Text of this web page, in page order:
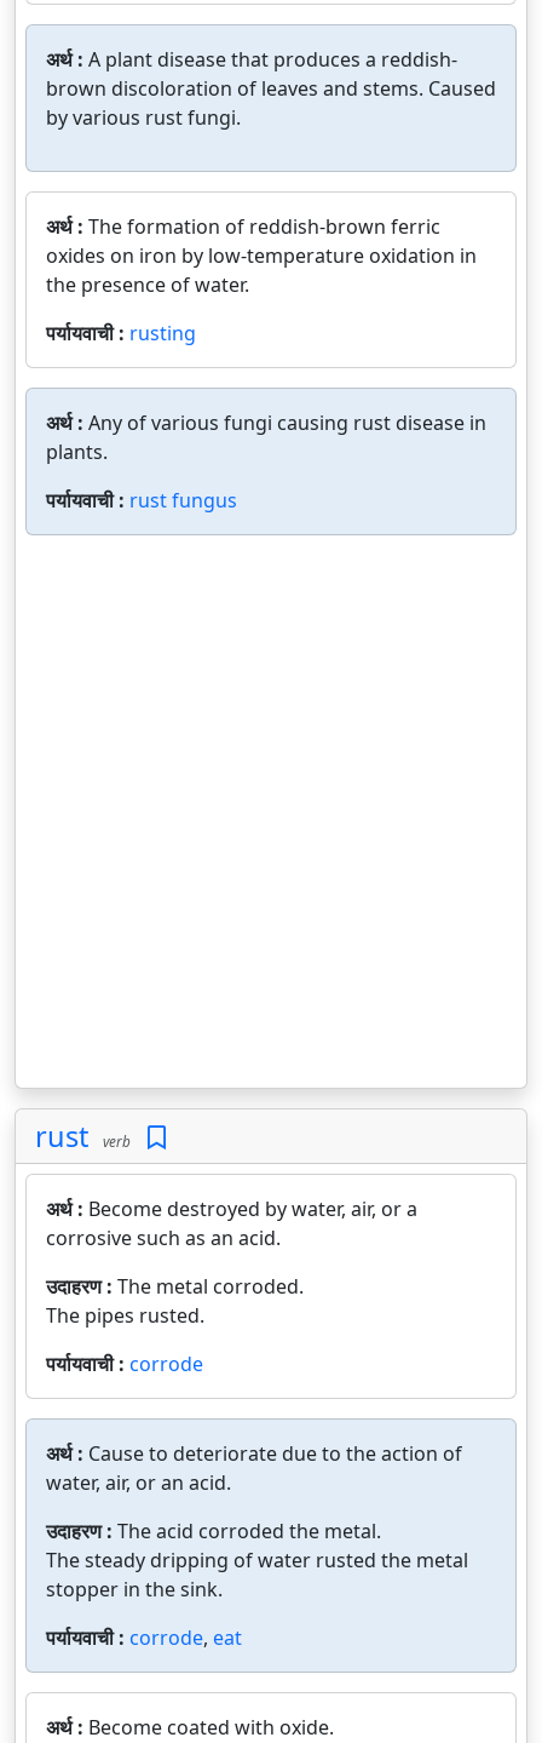
अर्थ : A plant disease that produces a reddish-
brown discoloration of leaves and stems. Caused
by various rust fungi.
अर्थ : The formation of reddish-brown ferric
oxides on iron by low-temperature oxidation in
the presence of water.
पर्यायवाची : rusting
अर्थ : Any of various fungi causing rust disease in
plants.
पर्यायवाची : rust fungus
rust verb
अर्थ : Become destroyed by water, air, or a
corrosive such as an acid.
उदाहरण : The metal corroded.
The pipes rusted.
पर्यायवाची : corrode
अर्थ : Cause to deteriorate due to the action of
water, air, or an acid.
उदाहरण : The acid corroded the metal.
The steady dripping of water rusted the metal
stopper in the sink.
पर्यायवाची : corrode, eat
अर्थ : Become coated with oxide.